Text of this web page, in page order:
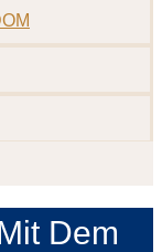
Dem